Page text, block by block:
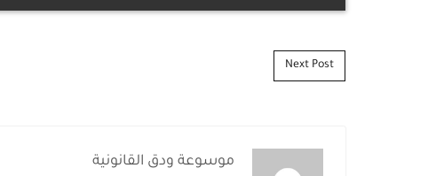
Post navigation
Next Post
موسوعة ودق القانونية